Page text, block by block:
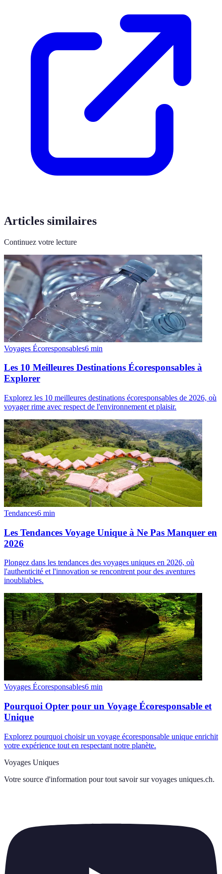
Articles similaires
Continuez votre lecture
Voyages Écoresponsables6 min
Les 10 Meilleures Destinations Écoresponsables à
Explorer
Explorez les 10 meilleures destinations écoresponsables de 2026, où
voyager rime avec respect de l'environnement et plaisir.
Tendances6 min
Les Tendances Voyage Unique à Ne Pas Manquer en
2026
Plongez dans les tendances des voyages uniques en 2026, où
l'authenticité et l'innovation se rencontrent pour des aventures
inoubliables.
Voyages Écoresponsables6 min
Pourquoi Opter pour un Voyage Écoresponsable et
Unique
Explorez pourquoi choisir un voyage écoresponsable unique enrichit
votre expérience tout en respectant notre planète.
Voyages Uniques
Votre source d'information pour tout savoir sur voyages uniques.ch.